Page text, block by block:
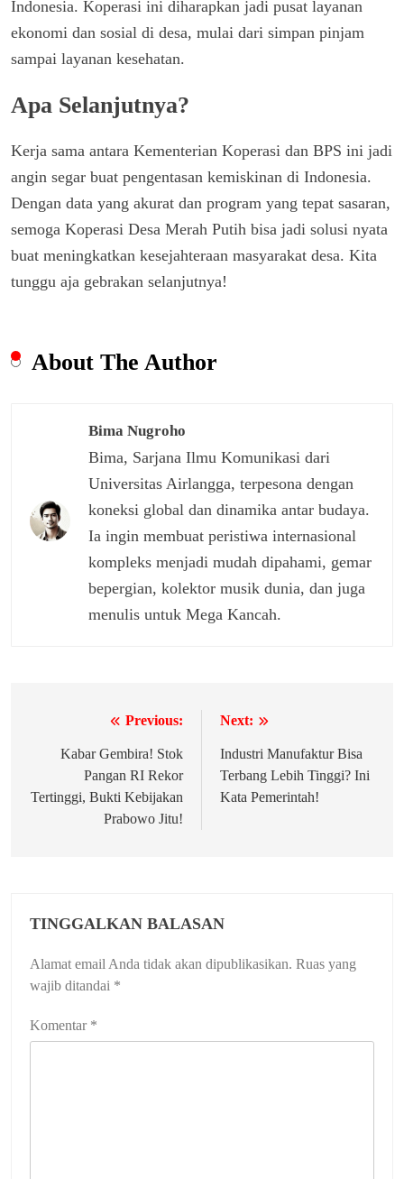
Indonesia. Koperasi ini diharapkan jadi pusat layanan
ekonomi dan sosial di desa, mulai dari simpan pinjam
sampai layanan kesehatan.
Apa Selanjutnya?
Kerja sama antara Kementerian Koperasi dan BPS ini jadi
angin segar buat pengentasan kemiskinan di Indonesia.
Dengan data yang akurat dan program yang tepat sasaran,
semoga Koperasi Desa Merah Putih bisa jadi solusi nyata
buat meningkatkan kesejahteraan masyarakat desa. Kita
tunggu aja gebrakan selanjutnya!
About The Author
Bima Nugroho
Bima, Sarjana Ilmu Komunikasi dari
Universitas Airlangga, terpesona dengan
koneksi global dan dinamika antar budaya.
Ia ingin membuat peristiwa internasional
kompleks menjadi mudah dipahami, gemar
bepergian, kolektor musik dunia, dan juga
menulis untuk Mega Kancah.
Previous:
Kabar Gembira! Stok
Pangan RI Rekor
Tertinggi, Bukti Kebijakan
Prabowo Jitu!
Next:
Industri Manufaktur Bisa
Terbang Lebih Tinggi? Ini
Kata Pemerintah!
TINGGALKAN BALASAN
Alamat email Anda tidak akan dipublikasikan. Ruas yang
wajib ditandai *
Komentar *